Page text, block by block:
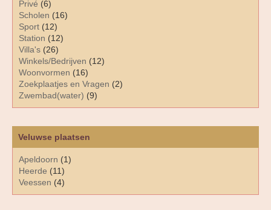
Privé (6)
Scholen (16)
Sport (12)
Station (12)
Villa's (26)
Winkels/Bedrijven (12)
Woonvormen (16)
Zoekplaatjes en Vragen (2)
Zwembad(water) (9)
Veluwse plaatsen
Apeldoorn (1)
Heerde (11)
Veessen (4)